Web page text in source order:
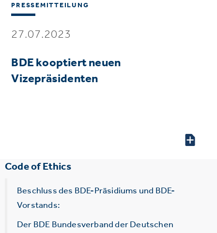
PRESSEMITTEILUNG
27.07.2023
BDE kooptiert neuen
Vizepräsidenten
Code of Ethics
Beschluss des BDE-Präsidiums und BDE-
Vorstands:
Der BDE Bundesverband der Deutschen